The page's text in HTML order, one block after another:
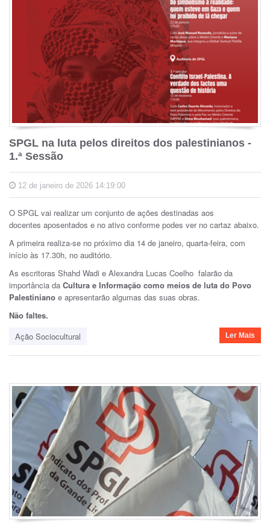
SPGL na luta pelos direitos dos palestinianos -
1.ª Sessão
12 de janeiro de 2026 14:19:00
O SPGL vai realizar um conjunto de ações destinadas aos
docentes aposentados e no ativo conforme podes ver no cartaz abaixo.
A primeira realiza-se no próximo dia 14 de janeiro, quarta-feira, com
início às 17.30h, no auditório.
As escritoras Shahd Wadi e Alexandra Lucas Coelho falarão da
importância da Cultura e Informação como meios de luta do Povo
Palestiniano e apresentarão algumas das suas obras.
Não faltes.
Ação Sociocultural
Ler Mais